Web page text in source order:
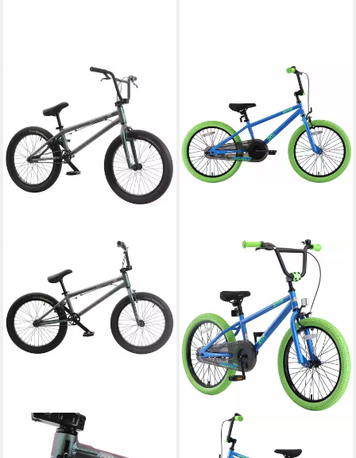
KHEBIKES
BMX-Rad KHE Barcode LL
BIKESTAR
BMX-Rad BMX